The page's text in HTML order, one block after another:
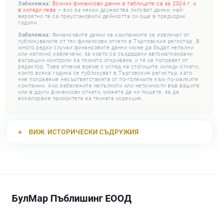
Забележка: Всички финансови данни в таблиците са за 2024 г. и
в хиляди лева – ако за някои дружества липсват данни, най-
вероятно те са преустановили дейността си още в предходни
години.
Забележка: Финансовите данни на компаниите се извличат от
публикуваните от тях финансови отчети в Търговския регистър. В
много редки случаи финансовите данни може да бъдат непълни
или неточно извлечени, за което са създадени автоматизирани
вътрешни контроли за тяхното откриване, и те се поправят от
редактор. Това отнема време с оглед на стотиците хиляди отчети,
които всяка година се публикуват в Търговския регистър, като
ние поправяме несъответствията от по-големите към по-малките
компании. Ако забележите непълноти или неточности във вашите
или в други финансови отчети, можете да ни пишете, за да
ескалираме приоритета за тяхната корекция.
ВИЖ ИСТОРИЧЕСКИ СЪДРУЖИЯ
БулМар Пъблишинг ЕООД